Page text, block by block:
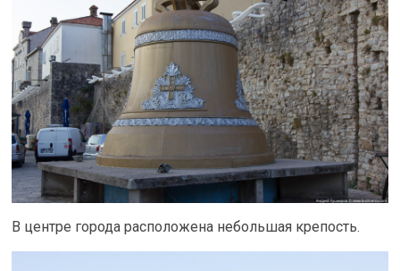
В центре города расположена небольшая крепость.